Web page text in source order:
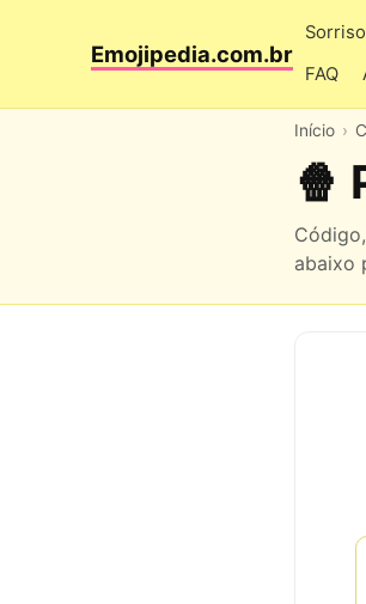
Emojipedia.com.br
FAQ
Início
🍿
abaixo